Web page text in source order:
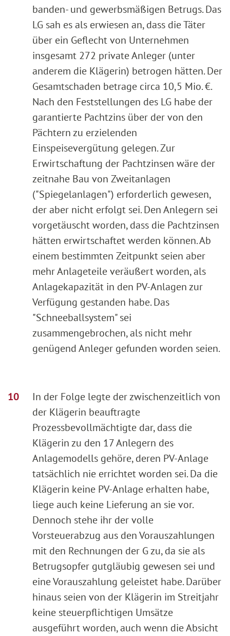
banden- und gewerbsmäßigen Betrugs. Das
LG sah es als erwiesen an, dass die Täter
über ein Geflecht von Unternehmen
insgesamt 272 private Anleger (unter
anderem die Klägerin) betrogen hätten. Der
Gesamtschaden betrage circa 10,5 Mio. €.
Nach den Feststellungen des LG habe der
garantierte Pachtzins über der von den
Pächtern zu erzielenden
Einspeisevergütung gelegen. Zur
Erwirtschaftung der Pachtzinsen wäre der
zeitnahe Bau von Zweitanlagen
("Spiegelanlagen") erforderlich gewesen,
der aber nicht erfolgt sei. Den Anlegern sei
vorgetäuscht worden, dass die Pachtzinsen
hätten erwirtschaftet werden können. Ab
einem bestimmten Zeitpunkt seien aber
mehr Anlageteile veräußert worden, als
Anlagekapazität in den PV-Anlagen zur
Verfügung gestanden habe. Das
"Schneeballsystem" sei
zusammengebrochen, als nicht mehr
genügend Anleger gefunden worden seien.
In der Folge legte der zwischenzeitlich von
der Klägerin beauftragte
Prozessbevollmächtigte dar, dass die
Klägerin zu den 17 Anlegern des
Anlagemodells gehöre, deren PV-Anlage
tatsächlich nie errichtet worden sei. Da die
Klägerin keine PV-Anlage erhalten habe,
liege auch keine Lieferung an sie vor.
Dennoch stehe ihr der volle
Vorsteuerabzug aus den Vorauszahlungen
mit den Rechnungen der G zu, da sie als
Betrugsopfer gutgläubig gewesen sei und
eine Vorauszahlung geleistet habe. Darüber
hinaus seien von der Klägerin im Streitjahr
keine steuerpflichtigen Umsätze
ausgeführt worden, auch wenn die Absicht